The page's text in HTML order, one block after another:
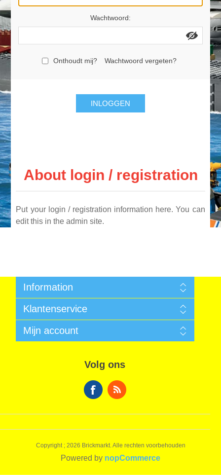
Wachtwoord:
Onthoudt mij? Wachtwoord vergeten?
INLOGGEN
About login / registration
Put your login / registration information here. You can
edit this in the admin site.
Information
Sitemap
Betalen
Garantie
Verzendkosten
Algemene voorwaarden
Klantenservice
Nieuws
Mijn account
Volg ons
Copyright ; 2026 Brickmarkt. Alle rechten voorbehouden
Powered by nopCommerce